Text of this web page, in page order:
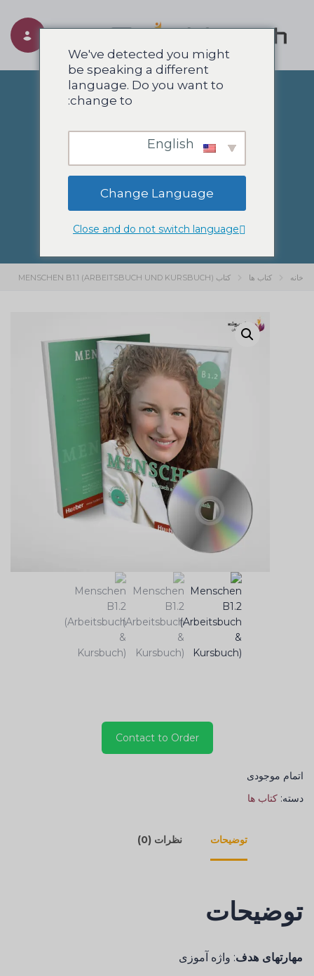
Toggle navigation
کتاب MENSCHEN B1.1
(ARBEITSBUCH UND
KURSBUCH)
خانه کتاب ها کتاب MENSCHEN B1.1 (ARBEITSBUCH UND KURSBUCH)
Contact to Order
اتمام موجودی
دسته: کتاب ها
توضیحات نظرات (0)
توضیحات
مهارتهای هدف: واژه آموزی
We've detected you might
be speaking a different
language. Do you want to
change to:
Change Language
Close and do not switch language